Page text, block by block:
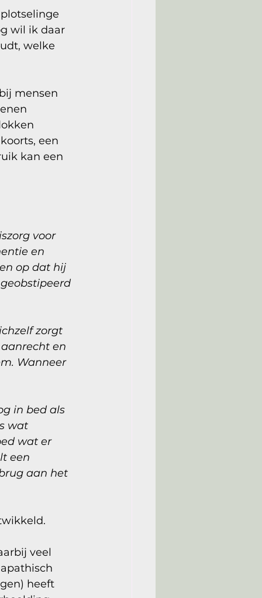
wil ik daar
welke
mensen
een
kan een
voor
en
op dat hij
zorgt
en
Wanneer
in bed als
wat
wat er
een
aan het
veel
heeft